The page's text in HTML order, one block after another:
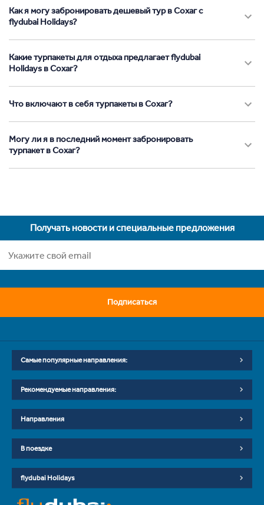
Как я могу забронировать дешевый тур в Сохаг с
flydubai Holidays?
Какие турпакеты для отдыха предлагает flydubai
Holidays в Сохаг?
Что включают в себя турпакеты в Сохаг?
Могу ли я в последний момент забронировать
турпакет в Сохаг?
Получать новости и специальные предложения
Подписаться
Самые популярные направления:
Рекомендуемые направления:
Направления
В поездке
flydubai Holidays